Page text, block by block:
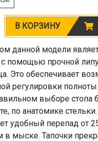
В КОРЗИНУ
данной модели
с помощью прочной
Это обеспечивает
регулировки
выборе стопа
по анатомике
удобный перепад от
в мыске. Тапочки